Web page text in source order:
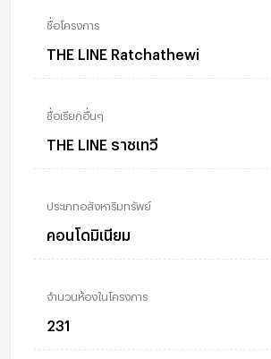
ชื่อโครงการ
THE LINE Ratchathewi
ชื่อเรียกอื่นๆ
THE LINE ราชเทวี
ประเภทอสังหาริมทรัพย์
คอนโดมิเนียม
จำนวนห้องในโครงการ
231